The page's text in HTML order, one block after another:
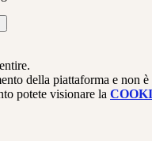
della piattaforma e non
potete visionare la